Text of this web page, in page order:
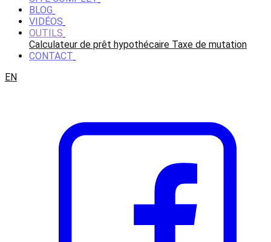
BLOG
VIDÉOS
OUTILS
Calculateur de prêt hypothécaire Taxe de mutation
CONTACT
EN